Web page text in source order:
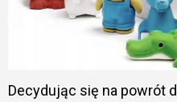
Decydując się na powrót